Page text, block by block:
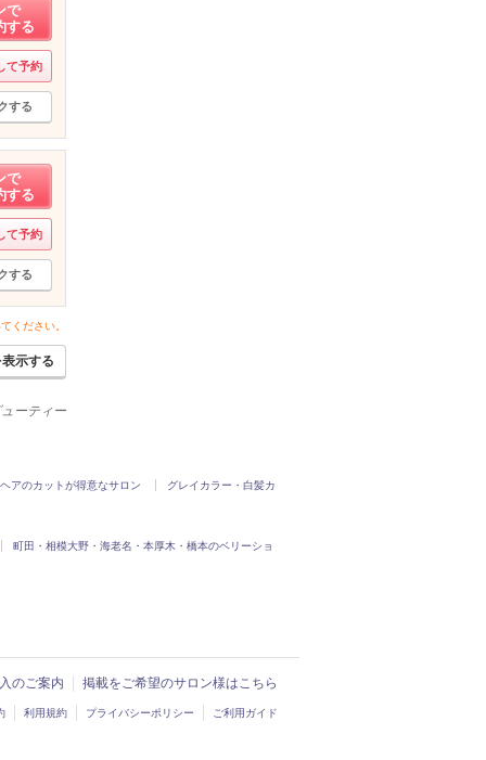
で
する
て予約
する
で
する
て予約
する
ください。
示する
ーティー
アのカットが得意なサロン
グレイカラー・白髪カ
町田・相模大野・海老名・本厚木・橋本のベリーショ
のご案内 掲載をご希望のサロン様はこちら
利用規約 プライバシーポリシー ご利用ガイド